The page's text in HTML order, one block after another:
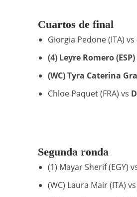
Cuartos de final
Giorgia Pedone (ITA) vs
(4) Leyre Romero (ESP)
(WC) Tyra Caterina
Chloe Paquet (FRA) vs
Segunda ronda
(1) Mayar Sherif (EGY)
(WC) Laura Mair (ITA) vs